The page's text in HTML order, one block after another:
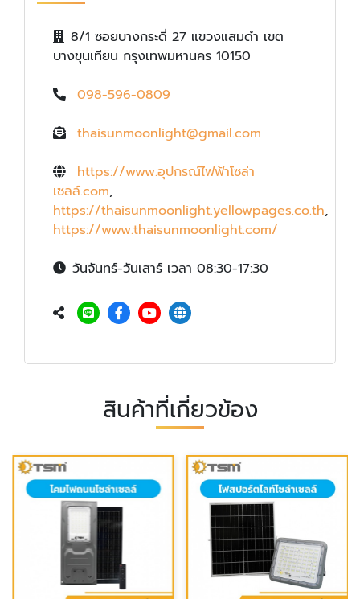
8/1 ซอยบางกระดี่ 27 แขวงแสมดำ เขต
บางขุนเทียน กรุงเทพมหานคร 10150
098-596-0809
thaisunmoonlight@gmail.com
https://www.อุปกรณ์ไฟฟ้าโซล่า
เซลล์.com,
https://thaisunmoonlight.yellowpages.co.th,
https://www.thaisunmoonlight.com/
วันจันทร์-วันเสาร์ เวลา 08:30-17:30
สินค้าที่เกี่ยวข้อง